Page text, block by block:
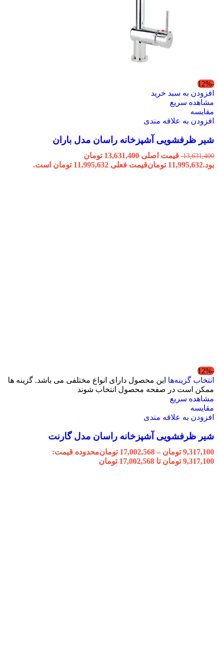
-12%
افزودن به سبد خرید
مشاهده سریع
مقایسه
افزودن به علاقه مندی
شیر ظرفشویی آشپزخانه راسان مدل باران
13,631,400
قیمت اصلی 13,631,400 تومان
بود.11,995,632 تومانقیمت فعلی 11,995,632 تومان است.
-12%
انتخاب گزینه‌ها این محصول دارای انواع مختلفی می باشد. گزینه ها
ممکن است در صفحه محصول انتخاب شوند
مشاهده سریع
مقایسه
افزودن به علاقه مندی
شیر ظرفشویی آشپزخانه راسان مدل گارنت
9,317,100 تومان –
17,002,568 تومانمحدوده قیمت:
9,317,100 تومان تا 17,002,568 تومان